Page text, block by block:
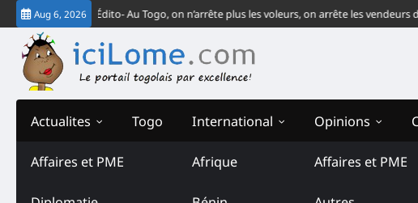
Skip
to
content
Aug 6, 2026
CEDEAO Édito- Au Togo, on n’arrête plus les voleurs, on arrête les vendeurs de
Actualites
Affaires et PME
Togo International
Afrique
Opinions
Affaires et PME